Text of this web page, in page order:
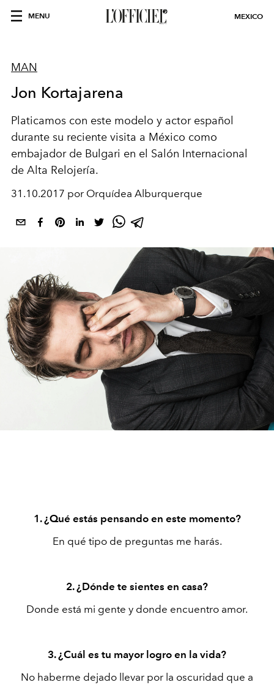
MENU MEXICO
MAN
Jon Kortajarena
Platicamos con este modelo y actor español
durante su reciente visita a México como
embajador de Bulgari en el Salón Internacional
de Alta Relojería.
31.10.2017 por Orquídea Alburquerque
1. ¿Qué estás pensando en este momento?
En qué tipo de preguntas me harás.
2. ¿Dónde te sientes en casa?
Donde está mi gente y donde encuentro amor.
3. ¿Cuál es tu mayor logro en la vida?
No haberme dejado llevar por la oscuridad que a